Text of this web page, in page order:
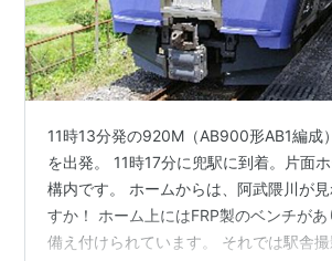
11時13分発の920M（AB900形AB1編成
を出発。 11時17分に兜駅に到着。片面
構内です。 ホームからは、阿武隈川が
すか！ ホーム上にはFRP製のベンチが
備え付けられています。 それでは駅舎